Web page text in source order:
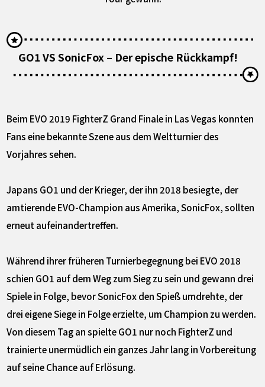
GO1 VS SonicFox – Der epische Rückkampf!
Beim EVO 2019 FighterZ Grand Finale in Las Vegas konnten
Fans eine bekannte Szene aus dem Weltturnier des
Vorjahres sehen.
Japans GO1 und der Krieger, der ihn 2018 besiegte, der
amtierende EVO-Champion aus Amerika, SonicFox, sollten
erneut aufeinandertreffen.
Während ihrer früheren Turnierbegegnung bei EVO 2018
schien GO1 auf dem Weg zum Sieg zu sein und gewann drei
Spiele in Folge, bevor SonicFox den Spieß umdrehte, der
drei eigene Siege in Folge erzielte, um Champion zu werden.
Von diesem Tag an spielte GO1 nur noch FighterZ und
trainierte unermüdlich ein ganzes Jahr lang in Vorbereitung
auf seine Chance auf Erlösung.